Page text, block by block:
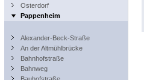
Osterdorf
Pappenheim
Alexander-Beck-Straße
An der Altmühlbrücke
Bahnhofstraße
Bahnweg